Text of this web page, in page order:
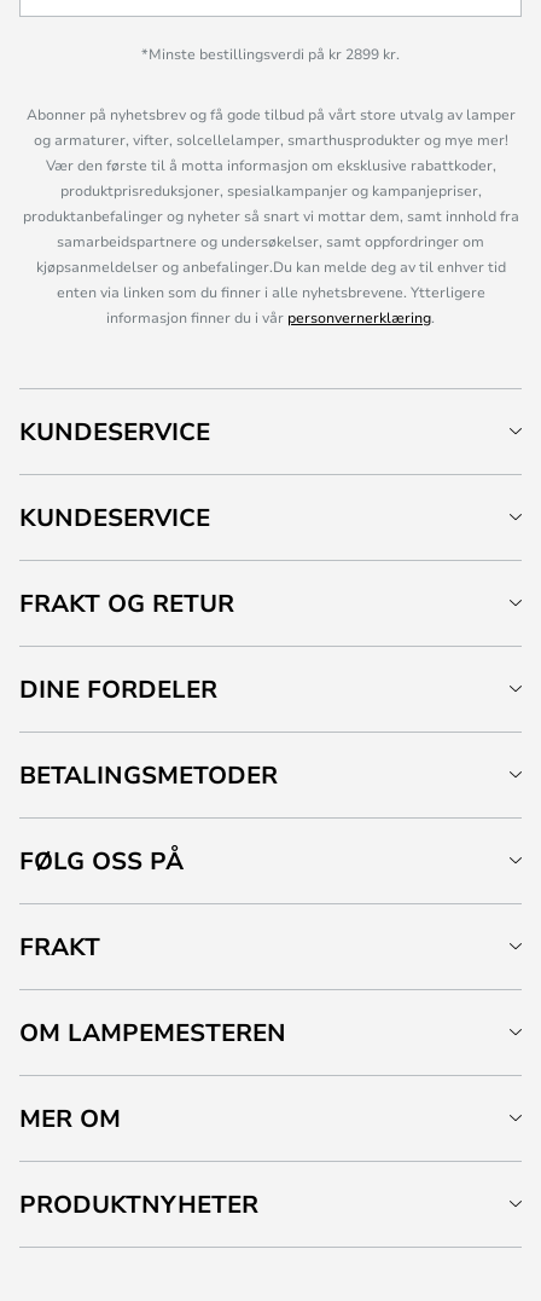
*Minste bestillingsverdi på kr 2899 kr.
Abonner på nyhetsbrev og få gode tilbud på vårt store utvalg av lamper
og armaturer, vifter, solcellelamper, smarthusprodukter og mye mer!
Vær den første til å motta informasjon om eksklusive rabattkoder,
produktprisreduksjoner, spesialkampanjer og kampanjepriser,
produktanbefalinger og nyheter så snart vi mottar dem, samt innhold fra
samarbeidspartnere og undersøkelser, samt oppfordringer om
kjøpsanmeldelser og anbefalinger.Du kan melde deg av til enhver tid
enten via linken som du finner i alle nyhetsbrevene. Ytterligere
informasjon finner du i vår personvernerklæring.
KUNDESERVICE
KUNDESERVICE
FRAKT OG RETUR
DINE FORDELER
BETALINGSMETODER
FØLG OSS PÅ
FRAKT
OM LAMPEMESTEREN
MER OM
PRODUKTNYHETER